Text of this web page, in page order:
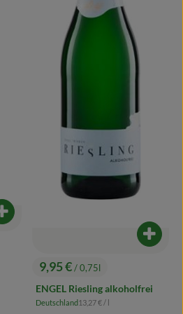
Produkt zum Warenkorb hinzufügen
, Preis:
9,95 €/ 0,75l
ENGEL Riesling alkoholfrei
, Herkunft:
Deutschland, Referenzpreis:
13,27 €/ l